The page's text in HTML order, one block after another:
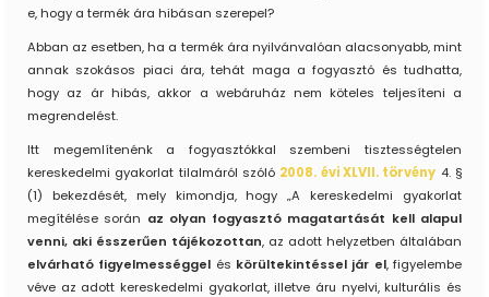
e, hogy a termék ára hibásan szerepel?
Abban az esetben, ha a termék ára nyilvánvalóan alacsonyabb, mint
annak szokásos piaci ára, tehát maga a fogyasztó és tudhatta,
hogy az ár hibás, akkor a webáruház nem köteles teljesíteni a
megrendelést.
Itt megemlítenénk a fogyasztókkal szembeni tisztességtelen
kereskedelmi gyakorlat tilalmáról szóló 2008. évi XLVII. törvény 4. §
(1) bekezdését, mely kimondja, hogy „A kereskedelmi gyakorlat
megítélése során az olyan fogyasztó magatartását kell alapul
venni, aki ésszerűen tájékozottan, az adott helyzetben általában
elvárható figyelmességgel és körültekintéssel jár el, figyelembe
véve az adott kereskedelmi gyakorlat, illetve áru nyelvi, kulturális és